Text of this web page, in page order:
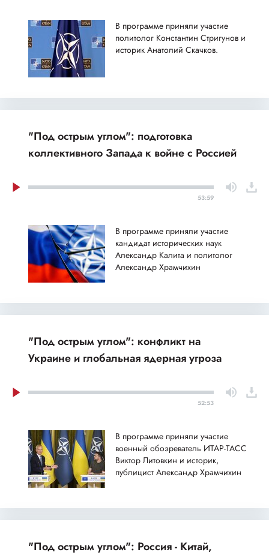
В программе приняли участие
политолог Константин Стригунов и
историк Анатолий Скачков.
"Под острым углом": подготовка
коллективного Запада к войне с Россией
53:59
В программе приняли участие
кандидат исторических наук
Александр Калита и политолог
Александр Храмчихин
"Под острым углом": конфликт на
Украине и глобальная ядерная угроза
52:53
В программе приняли участие
военный обозреватель ИТАР-ТАСС
Виктор Литовкин и историк,
публицист Александр Храмчихин
"Под острым углом": Россия - Китай,